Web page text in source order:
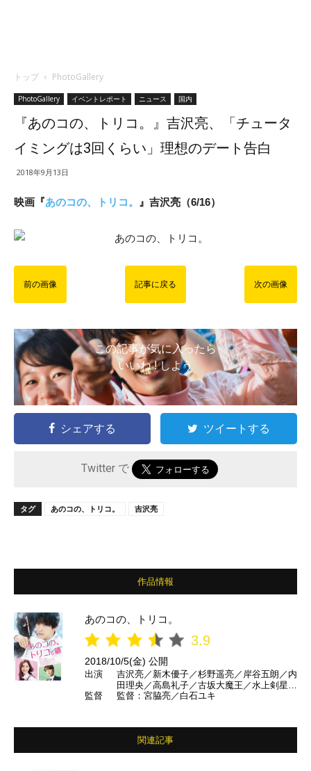
トップ PhotoGallery
PhotoGallery イベントレポート ニュース 国内
『あのコの、トリコ。』吉沢亮、「チュータ
イミングは3回くらい」理想のデート告白
2018年9月13日
映画『あのコの、トリコ。 』吉沢亮（6/16）
前の画像 記事に戻る 次の画像
この記事が気に入ったら
いいね ! しよう
シェアする ツイートする
Twitter で
タグ あのコの、トリコ。 吉沢亮
作品情報
あのコの、トリコ。
3.9
2018/10/5(金) 公開
出演
吉沢亮／新木優子／杉野遥亮／岸谷五朗／内
田理央／高島礼子／古坂大魔王／水上剣星／
大幡しえり ほか
監督 監督：宮脇亮／白石ユキ
関連記事